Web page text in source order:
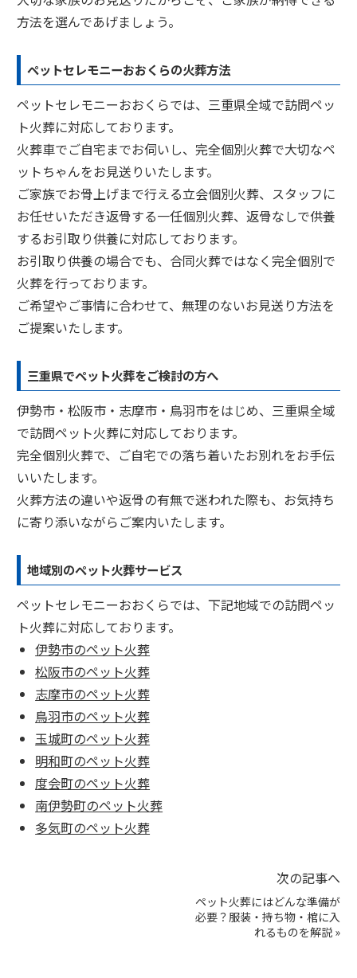
方法を選んであげましょう。
ペットセレモニーおおくらの火葬方法
ペットセレモニーおおくらでは、三重県全域で訪問ペッ
ト火葬に対応しております。
火葬車でご自宅までお伺いし、完全個別火葬で大切なペ
ットちゃんをお見送りいたします。
ご家族でお骨上げまで行える立会個別火葬、スタッフに
お任せいただき返骨する一任個別火葬、返骨なしで供養
するお引取り供養に対応しております。
お引取り供養の場合でも、合同火葬ではなく完全個別で
火葬を行っております。
ご希望やご事情に合わせて、無理のないお見送り方法を
ご提案いたします。
三重県でペット火葬をご検討の方へ
伊勢市・松阪市・志摩市・鳥羽市をはじめ、三重県全域
で訪問ペット火葬に対応しております。
完全個別火葬で、ご自宅での落ち着いたお別れをお手伝
いいたします。
火葬方法の違いや返骨の有無で迷われた際も、お気持ち
に寄り添いながらご案内いたします。
地域別のペット火葬サービス
ペットセレモニーおおくらでは、下記地域での訪問ペッ
ト火葬に対応しております。
伊勢市のペット火葬
松阪市のペット火葬
志摩市のペット火葬
鳥羽市のペット火葬
玉城町のペット火葬
明和町のペット火葬
度会町のペット火葬
南伊勢町のペット火葬
多気町のペット火葬
次の記事へ
ペット火葬にはどんな準備が
必要？服装・持ち物・棺に入
れるものを解説 »